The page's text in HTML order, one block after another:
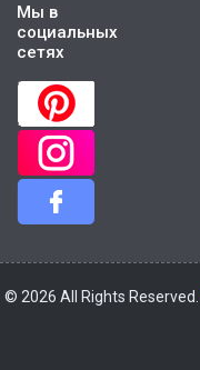
Мы в
социальных
сетях
© 2026 All Rights Reserved.